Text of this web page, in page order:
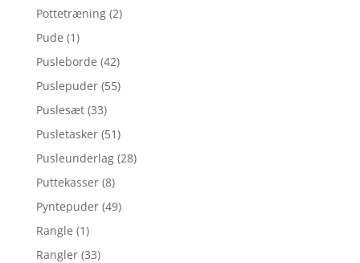
Pottetræning (2)
Pude (1)
Pusleborde (42)
Puslepuder (55)
Puslesæt (33)
Pusletasker (51)
Pusleunderlag (28)
Puttekasser (8)
Pyntepuder (49)
Rangle (1)
Rangler (33)